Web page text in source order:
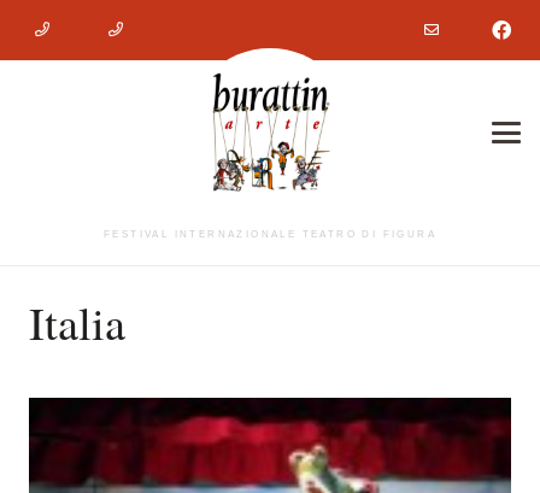
FESTIVAL INTERNAZIONALE TEATRO DI FIGURA
Italia